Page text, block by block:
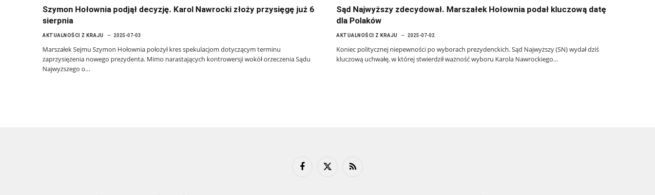
Szymon Hołownia podjął decyzję. Karol Nawrocki złoży przysięgę już 6
sierpnia
AKTUALNOŚCI Z KRAJU 2025-07-03
Marszałek Sejmu Szymon Hołownia położył kres spekulacjom dotyczącym terminu
zaprzysiężenia nowego prezydenta. Mimo narastających kontrowersji wokół orzeczenia Sądu
Najwyższego o…
Sąd Najwyższy zdecydował. Marszałek Hołownia podał kluczową datę
dla Polaków
AKTUALNOŚCI Z KRAJU 2025-07-02
Koniec politycznej niepewności po wyborach prezydenckich. Sąd Najwyższy (SN) wydał dziś
kluczową uchwałę, w której stwierdził ważność wyboru Karola Nawrockiego…
FacebookX
RSS